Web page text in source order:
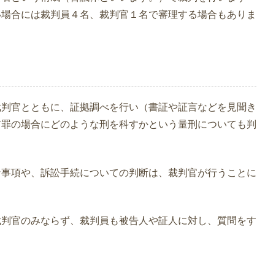
合には裁判員４名、裁判官１名で審理する場合もありま
官とともに、証拠調べを行い（書証や証言などを見聞き
の場合にどのような刑を科すかという量刑についても判
項や、訴訟手続についての判断は、裁判官が行うことに
官のみならず、裁判員も被告人や証人に対し、質問をす